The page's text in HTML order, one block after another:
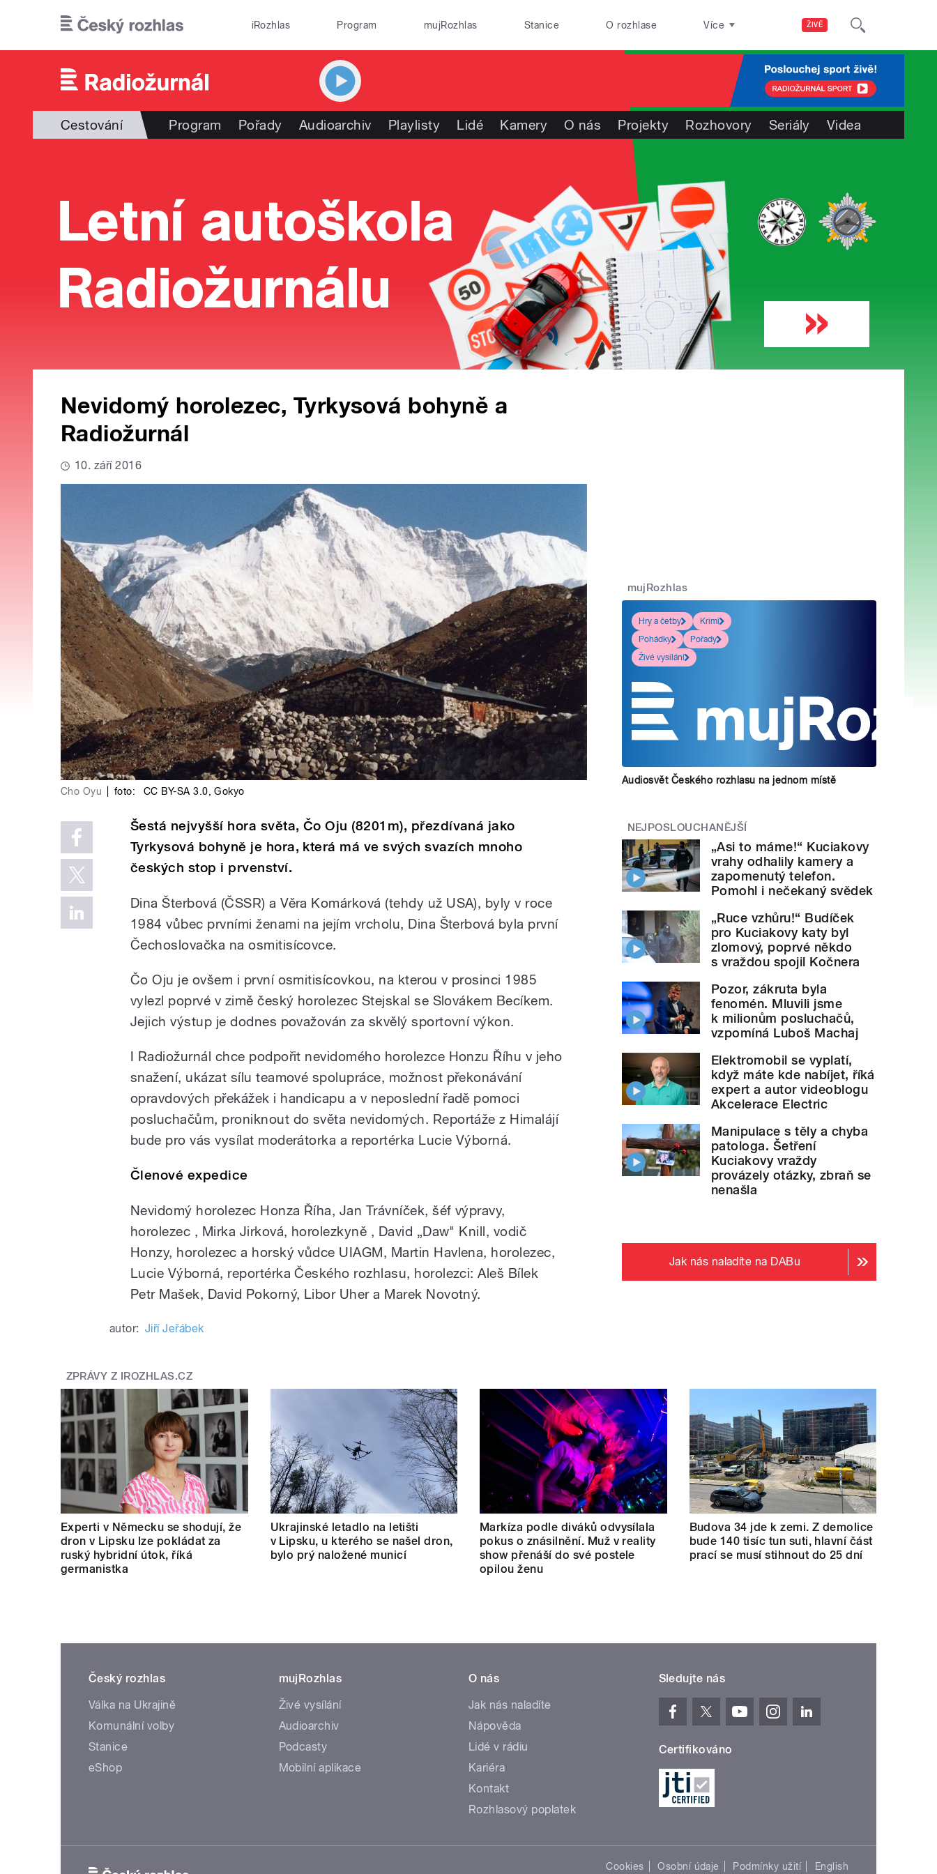
ŽIVĚ
iRozhlas Program mujRozhlas Stanice O rozhlase Více
Cestování Program Pořady Audioarchiv Playlisty Lidé Kamery O nás Projekty Rozhovory Seriály Videa
Nevidomý horolezec, Tyrkysová bohyně a
Radiožurnál
10. září 2016
Cho Oyu foto: CC BY-SA 3.0,Gokyo
Šestá nejvyšší hora světa, Čo Oju (8201m), přezdívaná jako
Tyrkysová bohyně je hora, která má ve svých svazích mnoho
českých stop i prvenství.
Dina Šterbová (ČSSR) a Věra Komárková (tehdy už USA), byly v roce
1984 vůbec prvními ženami na jejím vrcholu, Dina Šterbová byla první
Čechoslovačka na osmitisícovce.
Čo Oju je ovšem i první osmitisícovkou, na kterou v prosinci 1985
vylezl poprvé v zimě český horolezec Stejskal se Slovákem Becíkem.
Jejich výstup je dodnes považován za skvělý sportovní výkon.
I Radiožurnál chce podpořit nevidomého horolezce Honzu Říhu v jeho
snažení, ukázat sílu teamové spolupráce, možnost překonávání
opravdových překážek i handicapu a v neposlední řadě pomoci
posluchačům, proniknout do světa nevidomých. Reportáže z Himalájí
bude pro vás vysílat moderátorka a reportérka Lucie Výborná.
Členové expedice
Nevidomý horolezec Honza Říha, Jan Trávníček, šéf výpravy,
horolezec , Mirka Jirková, horolezkyně , David „Daw" Knill, vodič
Honzy, horolezec a horský vůdce UIAGM, Martin Havlena, horolezec,
Lucie Výborná, reportérka Českého rozhlasu, horolezci: Aleš Bílek
Petr Mašek, David Pokorný, Libor Uher a Marek Novotný.
autor: Jiří Jeřábek
mujRozhlas
Hry a četby
Krimi
Pohádky
Pořady
Živé vysílání
Audiosvět Českého rozhlasu na jednom místě
NEJPOSLOUCHANĚJŠÍ
„Asi to máme!“ Kuciakovy
vrahy odhalily kamery a
zapomenutý telefon.
Pomohl i nečekaný svědek
„Ruce vzhůru!“ Budíček
pro Kuciakovy katy byl
zlomový, poprvé někdo
s vraždou spojil Kočnera
Pozor, zákruta byla
fenomén. Mluvili jsme
k milionům posluchačů,
vzpomíná Luboš Machaj
Elektromobil se vyplatí,
když máte kde nabíjet, říká
expert a autor videoblogu
Akcelerace Electric
Manipulace s těly a chyba
patologa. Šetření
Kuciakovy vraždy
provázely otázky, zbraň se
nenašla
Jak nás naladíte na DABu
ZPRÁVY Z IROZHLAS.CZ
Experti v Německu se shodují, že
dron v Lipsku lze pokládat za
ruský hybridní útok, říká
germanistka
Ukrajinské letadlo na letišti
v Lipsku, u kterého se našel dron,
bylo prý naložené municí
Markíza podle diváků odvysílala
pokus o znásilnění. Muž v reality
show přenáší do své postele
opilou ženu
Budova 34 jde k zemi. Z demolice
bude 140 tisíc tun suti, hlavní část
prací se musí stihnout do 25 dní
Český rozhlas
Válka na Ukrajině
Komunální volby
Stanice
eShop
mujRozhlas
Živé vysílání
Audioarchiv
Podcasty
Mobilní aplikace
O nás
Jak nás naladíte
Nápověda
Lidé v rádiu
Kariéra
Kontakt
Rozhlasový poplatek
Sledujte nás
Certifikováno
Cookies Osobní údaje Podmínky užití English